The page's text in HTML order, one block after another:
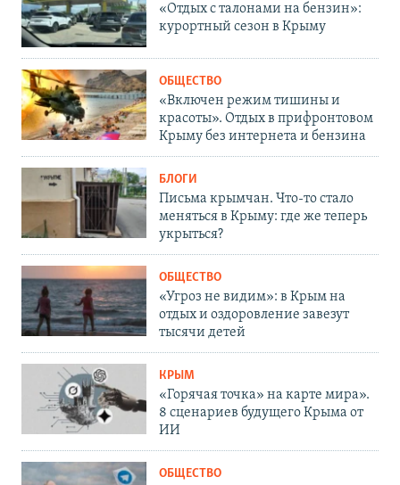
«Отдых с талонами на бензин»:
курортный сезон в Крыму
ОБЩЕСТВО
«Включен режим тишины и
красоты». Отдых в прифронтовом
Крыму без интернета и бензина
БЛОГИ
Письма крымчан. Что-то стало
меняться в Крыму: где же теперь
укрыться?
ОБЩЕСТВО
«Угроз не видим»: в Крым на
отдых и оздоровление завезут
тысячи детей
КРЫМ
«Горячая точка» на карте мира».
8 сценариев будущего Крыма от
ИИ
ОБЩЕСТВО